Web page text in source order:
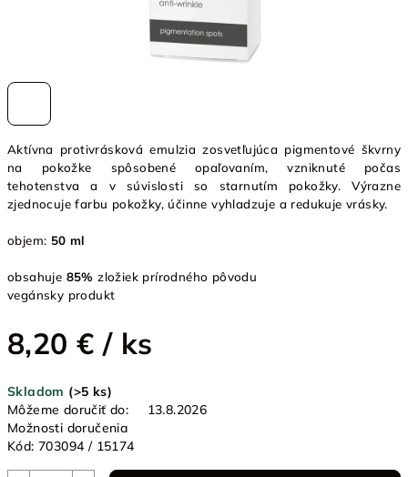
Aktívna protivrásková emulzia zosvetľujúca pigmentové škvrny
na pokožke spôsobené opaľovaním, vzniknuté počas
tehotenstva a v súvislosti so starnutím pokožky. Výrazne
zjednocuje farbu pokožky, účinne vyhladzuje a redukuje vrásky.
objem: 50 ml
obsahuje 85% zložiek prírodného pôvodu
vegánsky produkt
8,20 € / ks
cena:
Skladom (>5 ks)
Môžeme doručiť do:
13.8.2026
Možnosti doručenia
Kód: 703094 / 15174